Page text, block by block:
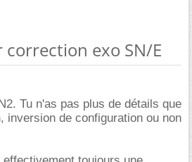
correction exo SN/E
Tu n'as pas plus de détails que
inversion de configuration ou non